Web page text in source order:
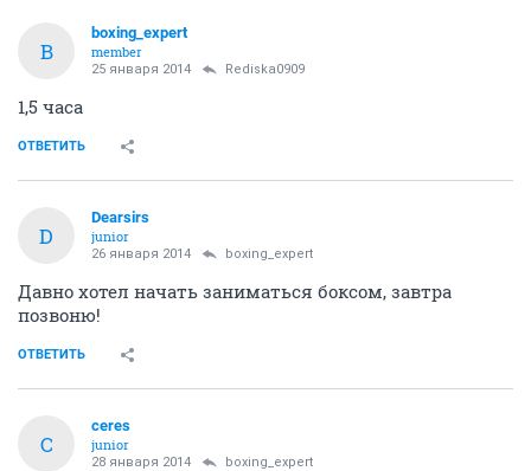
B
boxing_expert
member
25 января 2014 Rediska0909
1,5 часа
ОТВЕТИТЬ
D
Dearsirs
junior
26 января 2014 boxing_expert
Давно хотел начать заниматься боксом, завтра
позвоню!
ОТВЕТИТЬ
C
ceres
junior
28 января 2014 boxing_expert